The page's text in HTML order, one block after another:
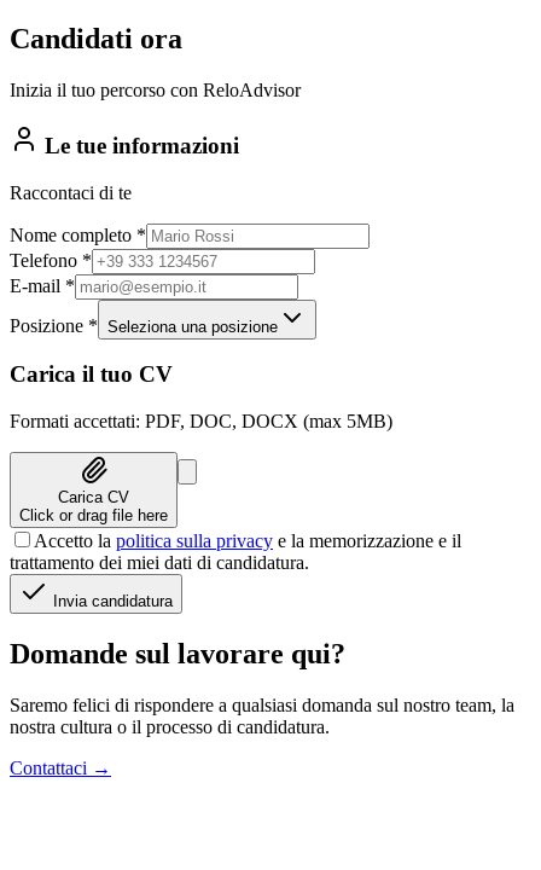
Candidati ora
Inizia il tuo percorso con ReloAdvisor
Le tue informazioni
Raccontaci di te
Nome completo *
Telefono *
E-mail *
Posizione * Seleziona una posizione
Carica il tuo CV
Formati accettati: PDF, DOC, DOCX (max 5MB)
Carica CV
Click or drag file here
Accetto la politica sulla privacy e la memorizzazione e il
trattamento dei miei dati di candidatura.
Invia candidatura
Domande sul lavorare qui?
Saremo felici di rispondere a qualsiasi domanda sul nostro team, la
nostra cultura o il processo di candidatura.
Contattaci →